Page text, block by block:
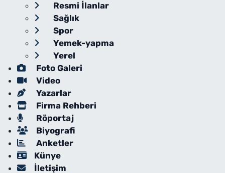
Resmi İlanlar
Sağlık
Spor
Yemek-yapma
Yerel
Foto Galeri
Video
Yazarlar
Firma Rehberi
Röportaj
Biyografi
Anketler
Künye
İletişim